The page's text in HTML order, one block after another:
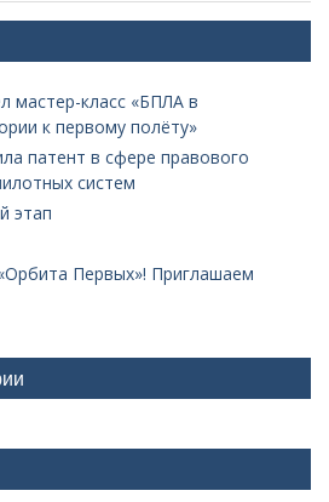
мастер-класс «БПЛА в
к первому полёту»
патент в сфере правового
систем
этап
Первых»! Приглашаем